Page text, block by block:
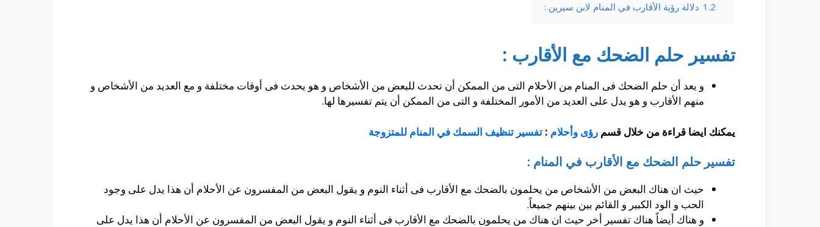
1.2 دلالة رؤية الأقارب في المنام لابن سيرين :
تفسير حلم الضحك مع الأقارب :
و يعد أن حلم الضحك فى المنام من الأحلام التى من الممكن أن تحدث للبعض من الأشخاص و هو يحدث فى أوقات مختلفة و مع العديد من الأشخاص و
منهم الأقارب و هو يدل على العديد من الأمور المختلفة و التى من الممكن أن يتم تفسيرها لها.
يمكنك ايضا قراءة من خلال قسم رؤى وأحلام : تفسير تنظيف السمك في المنام للمتزوجة
تفسير حلم الضحك مع الأقارب في المنام :
حيث ان هناك البعض من الأشخاص من يحلمون بالضحك مع الأقارب فى أثناء النوم و يقول البعض من المفسرون عن الأحلام أن هذا يدل على وجود
الحب و الود الكبير و القائم بين بينهم جميعاً.
و هناك أيضاً هناك تفسير أخر حيث ان هناك من يحلمون بالضحك مع الأقارب فى أثناء النوم و يقول البعض من المفسرون عن الأحلام أن هذا يدل على